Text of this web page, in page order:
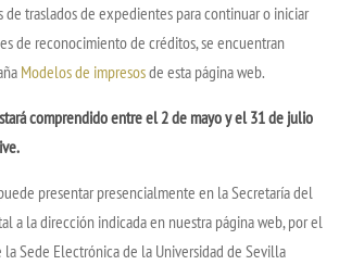
de traslados de expedientes para continuar o iniciar
de reconocimiento de créditos, se encuentran
Modelos de impresosde esta página web.
comprendido entre el 2 de mayo y el 31 de julio
presentar presencialmente en la Secretaría del
a la dirección indicada en nuestra página web, por el
Sede Electrónica de la Universidad de Sevilla